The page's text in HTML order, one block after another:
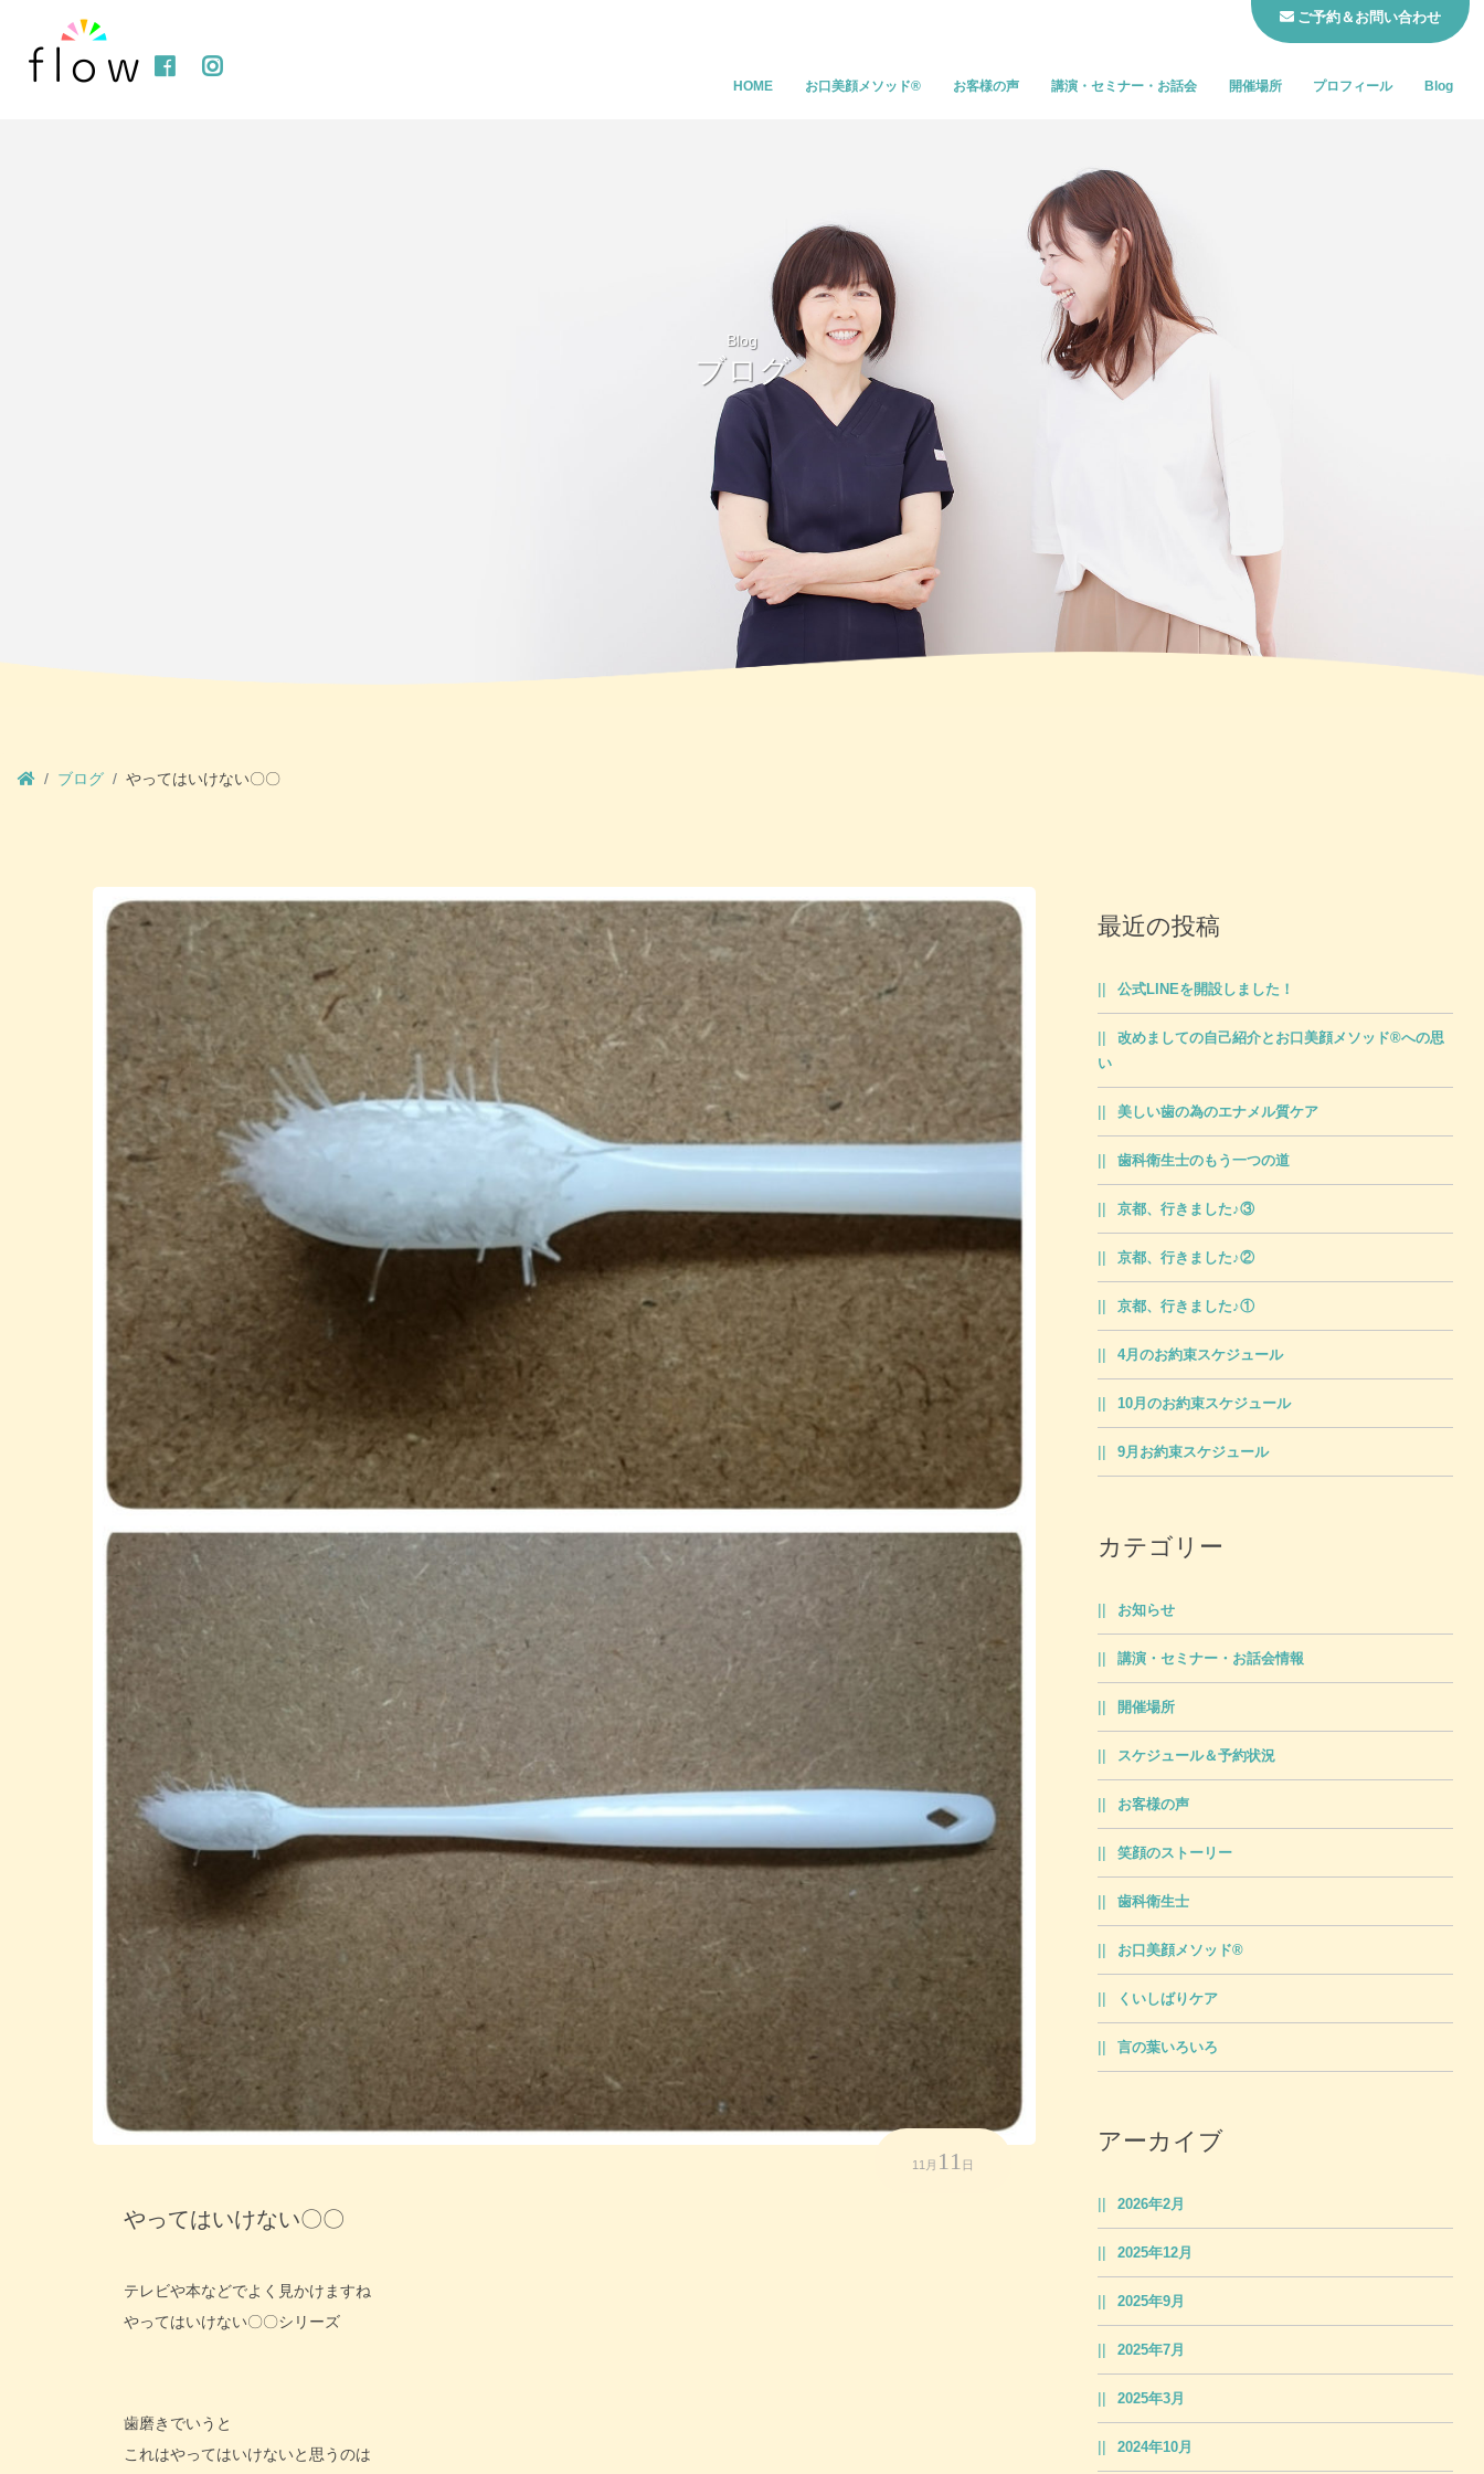
ご予約＆お問い合わせ
HOME お口美顔メソッド® お客様の声 講演・セミナー・お話会 開催場所 プロフィール Blog
Blog
ブログ
ブログ やってはいけない〇〇
11月 11 日
やってはいけない〇〇
テレビや本などでよく見かけますね
やってはいけない〇〇シリーズ
歯磨きでいうと
これはやってはいけないと思うのは
最近の投稿
公式LINEを開設しました！
改めましての自己紹介とお口美顔メソッド®への思
い
美しい歯の為のエナメル質ケア
歯科衛生士のもう一つの道
京都、行きました♪③
京都、行きました♪②
京都、行きました♪①
4月のお約束スケジュール
10月のお約束スケジュール
9月お約束スケジュール
カテゴリー
お知らせ
講演・セミナー・お話会情報
開催場所
スケジュール＆予約状況
お客様の声
笑顔のストーリー
歯科衛生士
お口美顔メソッド®
くいしばりケア
言の葉いろいろ
アーカイブ
2026年2月
2025年12月
2025年9月
2025年7月
2025年3月
2024年10月